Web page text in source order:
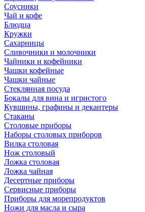
Соусники
Чай и кофе
Блюдца
Кружки
Сахарницы
Сливочники и молочники
Чайники и кофейники
Чашки кофейные
Чашки чайные
Стеклянная посуда
Бокалы для вина и игристого
Кувшины, графины и декантеры
Стаканы
Столовые приборы
Наборы столовых приборов
Вилка столовая
Нож столовый
Ложка столовая
Ложка чайная
Десертные приборы
Сервисные приборы
Приборы для морепродуктов
Ножи для масла и сыра